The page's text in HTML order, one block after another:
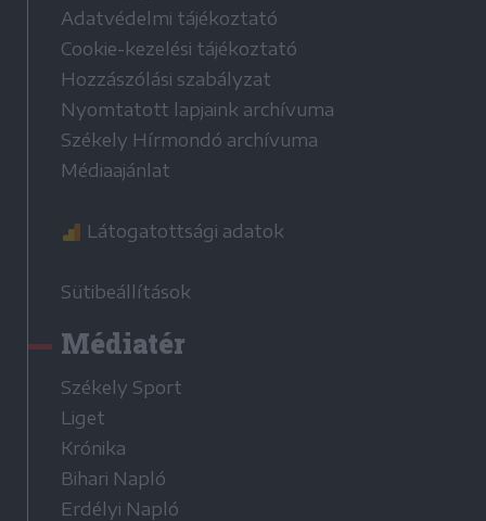
Adatvédelmi tájékoztató
Cookie-kezelési tájékoztató
Hozzászólási szabályzat
Nyomtatott lapjaink archívuma
Székely Hírmondó archívuma
Médiaajánlat
Látogatottsági adatok
Sütibeállítások
Médiatér
Székely Sport
Liget
Krónika
Bihari Napló
Erdélyi Napló